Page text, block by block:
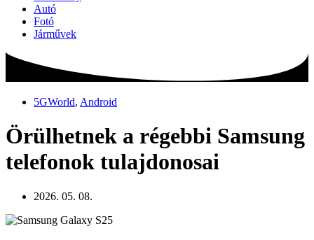
Autó
Fotó
Járművek
5GWorld, Android
Örülhetnek a régebbi Samsung
telefonok tulajdonosai
2026. 05. 08.